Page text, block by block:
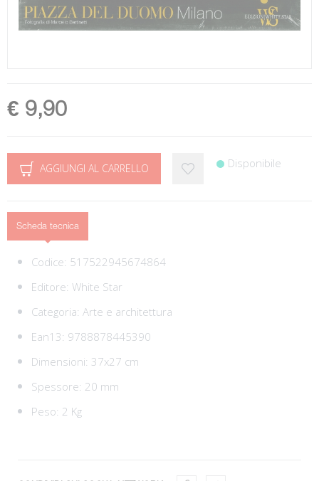
€ 9,90
AGGIUNGI AL CARRELLO Disponibile
Scheda tecnica
Codice: 517522945674864
Editore: White Star
Categoria: Arte e architettura
Ean13: 9788878445390
Dimensioni: 37x27 cm
Spessore: 20 mm
Peso: 2 Kg